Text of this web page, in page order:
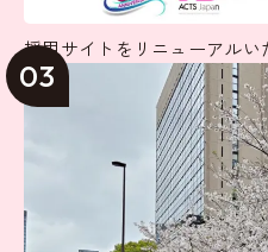
採用サイトをリニューアルい
03